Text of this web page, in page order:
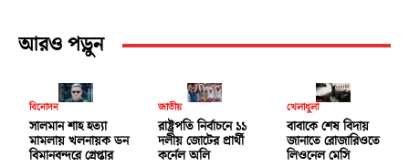
আরও পড়ুন
বিনোদন
সালমান শাহ হত্যা
মামলায় খলনায়ক ডন
বিমানবন্দরে গ্রেপ্তার
জাতীয়
রাষ্ট্রপতি নির্বাচনে ১১
দলীয় জোটের প্রার্থী
কর্নেল অলি
খেলাধুলা
বাবাকে শেষ বিদায়
জানাতে রোজারিওতে
লিওনেল মেসি